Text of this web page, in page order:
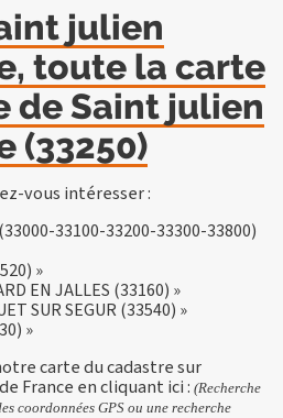
julien
toute la carte
de Saint julien
(33250)
vous intéresser :
33100-33200-33300-33800)
»
EN JALLES (33160) »
SUR SEGUR (33540) »
»
carte du cadastre sur
France encliquant ici: (Recherche
coordonnées GPS ou une recherche